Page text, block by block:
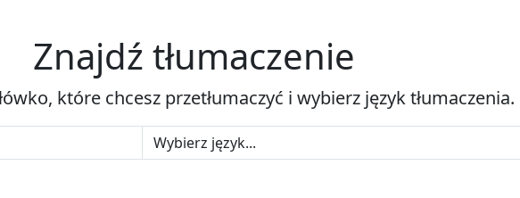
Znajdź tłumaczenie
które chcesz przetłumaczyć i wybierz język tłumaczenia.